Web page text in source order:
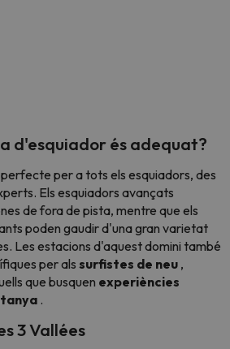
d'esquiador és adequat?
perfecte per a tots els esquiadors, des
Els esquiadors avançats
de fora de pista, mentre que els
poden gaudir d'una gran varietat
Les estacions d'aquest domini també
per als surfistes de neu ,
que busquen experiències
.
3 Vallées